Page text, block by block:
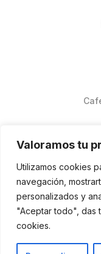
Valoramos tu
Utilizamos cookies
navegación,
personalizados y
"Aceptar todo", das
cookies.